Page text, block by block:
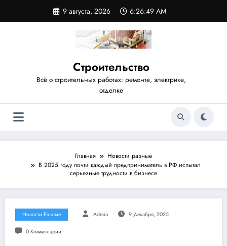
содержимому
9 августа, 2026 6:26:49 AM
Строительство
Всё о строительных работах: ремонте, электрике,
отделке
Главная
Новости разные
В 2025 году почти каждый предприниматель в РФ испытал
серьезные трудности в бизнесе
Новости Разные Admin 9 Декабря, 2025
0 Комментарии